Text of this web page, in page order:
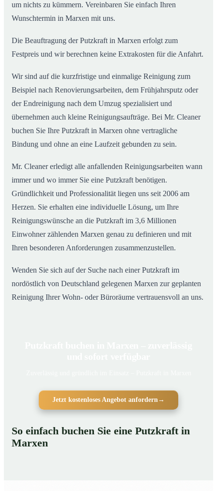
um nichts zu kümmern. Vereinbaren Sie einfach Ihren
Wunschtermin in Marxen mit uns.
Die Beauftragung der Putzkraft in Marxen erfolgt zum
Festpreis und wir berechnen keine Extrakosten für die Anfahrt.
Wir sind auf die kurzfristige und einmalige Reinigung zum
Beispiel nach Renovierungsarbeiten, dem Frühjahrsputz oder
der Endreinigung nach dem Umzug spezialisiert und
übernehmen auch kleine Reinigungsaufträge. Bei Mr. Cleaner
buchen Sie Ihre Putzkraft in Marxen ohne vertragliche
Bindung und ohne an eine Laufzeit gebunden zu sein.
Mr. Cleaner erledigt alle anfallenden Reinigungsarbeiten wann
immer und wo immer Sie eine Putzkraft benötigen.
Gründlichkeit und Professionalität liegen uns seit 2006 am
Herzen. Sie erhalten eine individuelle Lösung, um Ihre
Reinigungswünsche an die Putzkraft im 3,6 Millionen
Einwohner zählenden Marxen genau zu definieren und mit
Ihren besonderen Anforderungen zusammenzustellen.
Wenden Sie sich auf der Suche nach einer Putzkraft im
nordöstlich von Deutschland gelegenen Marxen zur geplanten
Reinigung Ihrer Wohn- oder Büroräume vertrauensvoll an uns.
Jetzt kostenloses Angebot anfordern→
So einfach buchen Sie eine Putzkraft in
Marxen